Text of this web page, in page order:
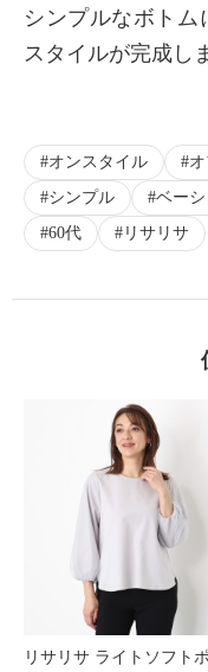
シンプルなボトム
スタイルが完成し
オンスタイル
シンプル
ベーシ
60代
リサリサ
リサリサ ライトソフト